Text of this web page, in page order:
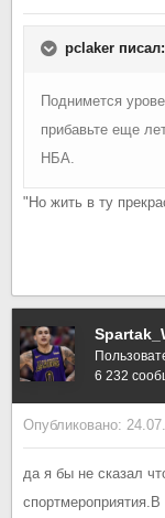
pclaker писал:
Поднимется
прибавьте еще
НБА.
"Но жить в ту
6 232
Опубликовано:
да я бы не сказал